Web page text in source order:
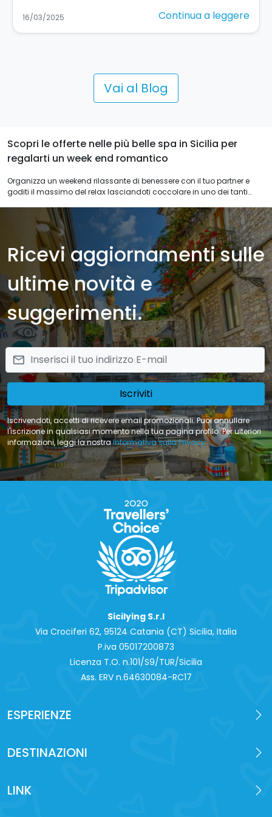
11/03/2025 Continua a leggere
Vai al Blog
Scopri le offerte nelle più belle spa in Sicilia per
regalarti un week end romantico
Organizza un weekend rilassante di benessere con il tuo partner e
goditi il massimo del relax lasciandoti coccolare in uno dei tanti
romantico.
Ricevi aggiornamenti sulle
ultime novità e
suggerimenti.
email
Iscriviti
Iscrivendoti, accetti di ricevere email promozionali. Puoi annullare
l'iscrizione in qualsiasi momento nella tua pagina profilo. Per ulteriori
informazioni, leggi la nostraInformativa sulla Privacy
Sicilying S.r.l
Via Crociferi 62, 95124 Catania (CT) Sicilia, Italia
P.iva 0‍5017200873
Licenza T.O. n.101/S9/TUR/Sicilia
Ass. ERV n.64630084-RC17
ESPERIENZE
DESTINAZIONI
LINK